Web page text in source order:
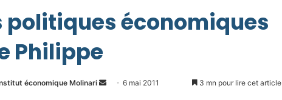
politiques économiques
Philippe
économique Molinari
Envoyer6 mai 2011 3 mn pour lire cet article